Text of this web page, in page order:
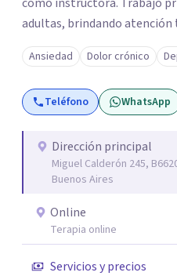
adultas, brindando
como en el consultorio,
de cada paciente. Acompaño
ansiedad, la depresión, el
y distintos momentos vitales
Ansiedad Dolor crónico
Teléfono WhatsApp
Dirección principal
Miguel Calderón 245,
Buenos Aires
Online
Terapia online
Servicios y precios